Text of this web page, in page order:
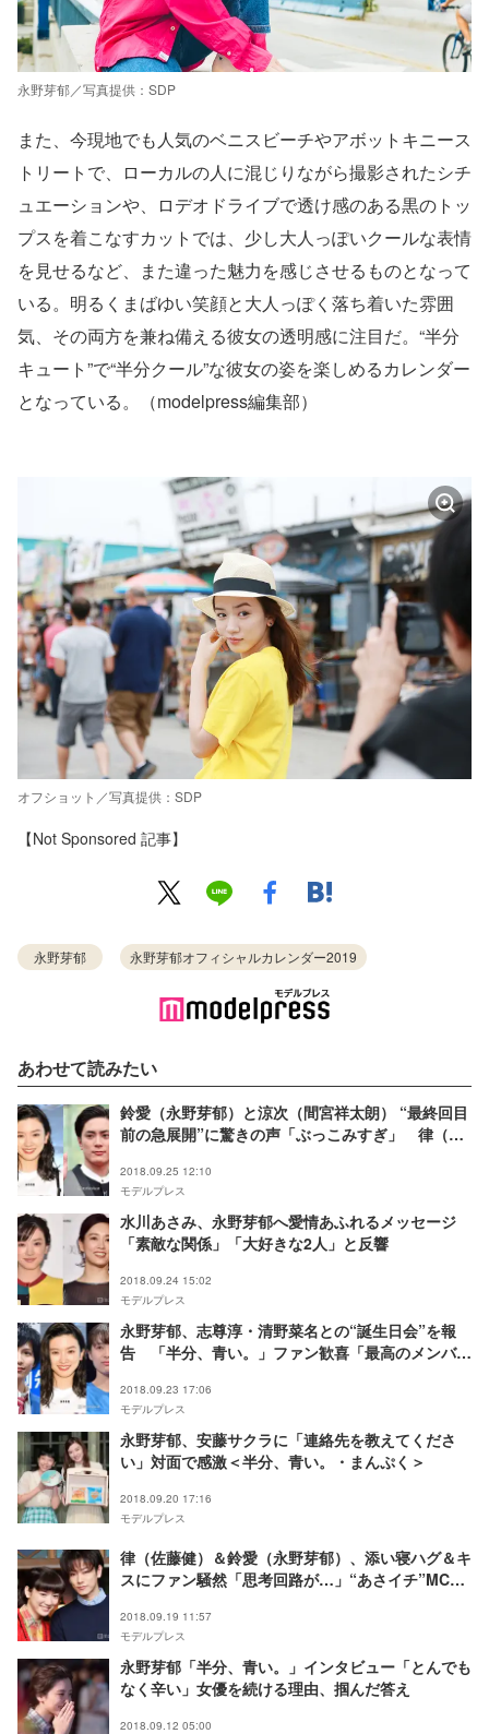
永野芽郁／写真提供：SDP
また、今現地でも人気のベニスビーチやアボットキニース
トリートで、ローカルの人に混じりながら撮影されたシチ
ュエーションや、ロデオドライブで透け感のある黒のトッ
プスを着こなすカットでは、少し大人っぽいクールな表情
を見せるなど、また違った魅力を感じさせるものとなって
いる。明るくまばゆい笑顔と大人っぽく落ち着いた雰囲
気、その両方を兼ね備える彼女の透明感に注目だ。“半分
キュート”で“半分クール”な彼女の姿を楽しめるカレンダー
となっている。（modelpress編集部）
オフショット／写真提供：SDP
【Not Sponsored 記事】
永野芽郁 永野芽郁オフィシャルカレンダー2019
あわせて読みたい
鈴愛（永野芽郁）と涼次（間宮祥太朗） “最終回目
前の急展開”に驚きの声「ぶっこみすぎ」 律（佐
2018.09.25 12:10
モデルプレス
水川あさみ、永野芽郁へ愛情あふれるメッセージ
「素敵な関係」「大好きな2人」と反響
2018.09.24 15:02
モデルプレス
永野芽郁、志尊淳・清野菜名との“誕生日会”を報
告 「半分、青い。」ファン歓喜「最高のメンバ
2018.09.23 17:06
モデルプレス
永野芽郁、安藤サクラに「連絡先を教えてくださ
い」対面で感激＜半分、青い。・まんぷく＞
2018.09.20 17:16
モデルプレス
律（佐藤健）＆鈴愛（永野芽郁）、添い寝ハグ＆キ
スにファン騒然「思考回路が…」“あさイチ”MC陣
2018.09.19 11:57
モデルプレス
永野芽郁「半分、青い。」インタビュー「とんでも
なく辛い」女優を続ける理由、掴んだ答え
2018.09.12 05:00